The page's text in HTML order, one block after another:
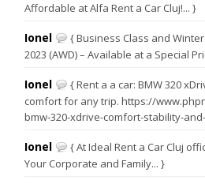
Affordable at Alfa Rent a Car Cluj!... }
Ionel
{ Business Class and
2023 (AWD) – Available at a Special
Ionel
{ Rent a a car: BMW 320
comfort for any trip. https://
bmw-320-xdrive-comfort-stability-
Ionel
{ At Ideal Rent a Car Cluj
Your Corporate and Family... }